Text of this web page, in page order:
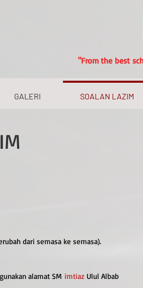
"From the best
GALERI SOALAN LAZIM
dari semasa ke semasa).
alamat SM imtiaz Ulul Albab